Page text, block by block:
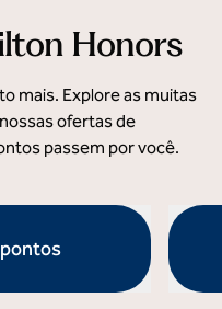
Honors
mais. Explore as muitas
ofertas de
passem por você.